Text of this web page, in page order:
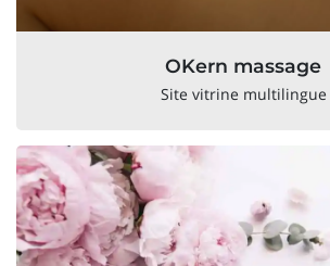
OKern massage
Site vitrine multilingue